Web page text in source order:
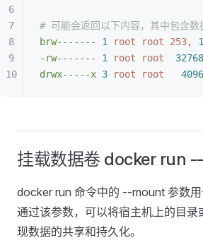
# 可能会返回以下内容，其中包含
brw-------
1 root root 253, 1
-rw-------
1 root root
  32768
drwx-----x 3 root root
   4096
挂载数据卷 docker run
docker run 命令中的 --mount 参数
通过该参数，可以将宿主机上的目
现数据的共享和持久化。